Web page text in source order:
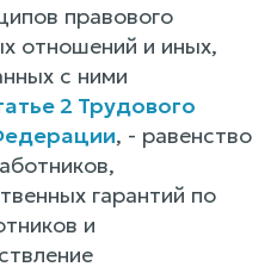
правового
отношений и иных,
с ними
2 Трудового
, - равенство
гарантий по
и